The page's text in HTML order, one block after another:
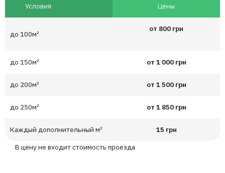
Условия Цены
до 100м²
от 800 грн
до 150м² от 1 000 грн
до 200м² от 1 500 грн
до 250м² от 1 850 грн
Каждый дополнительный м²
15 грн
В цену не входит стоимость проезда